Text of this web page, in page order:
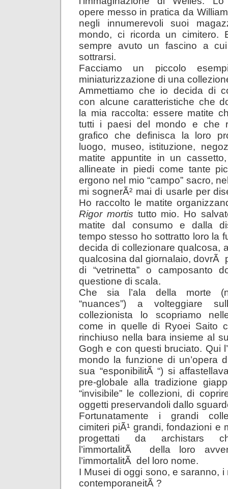
opere messo in pratica da
negli innumerevoli suoi
mondo, ci ricorda un cimitero.
sempre avuto un fascino a
sottrarsi.
Facciamo un piccolo
miniaturizzazione di una
Ammettiamo che io decida di
con alcune caratteristiche che
la mia raccolta: essere matite
tutti i paesi del mondo e che
grafico che definisca la loro
luogo, museo, istituzione,
matite appuntite in un
allineate in piedi come tante
ergono nel mio “campo” sacro,
mi sognerÃ² mai di usarle per
Ho raccolto le matite
Rigor mortis tutto mio. Ho
matite dal consumo e dalla
tempo stesso ho sottratto loro la
decida di collezionare qualcosa,
qualcosina dal giornalaio, dovrÃ
di “vetrinetta” o camposanto
questione di scala.
Che sia l’ala della morte
“nuances”) a volteggiare
collezionista lo scopriamo
come in quelle di Ryoei Saito
rinchiuso nella bara insieme al
Gogh e con questi bruciato. Qui
mondo la funzione di un’opera
sua “esponibilitÃ “) si
pre-globale alla tradizione
“invisibile” le collezioni, di
oggetti preservandoli dallo
Fortunatamente i grandi
cimiteri piÃ¹ grandi, fondazioni e
progettati da archistars
l’immortalitÃ della loro
l’immortalitÃ del loro nome.
I Musei di oggi sono, e saranno, i
contemporaneitÃ ?